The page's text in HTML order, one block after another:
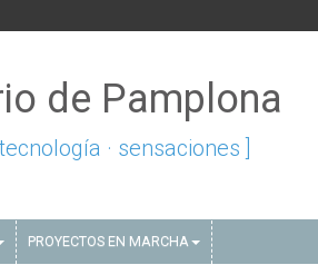
de Pamplona
· sensaciones ]
PROYECTOS EN MARCHA